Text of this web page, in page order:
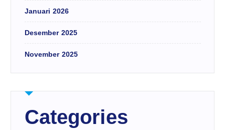
Januari 2026
Desember 2025
November 2025
Categories